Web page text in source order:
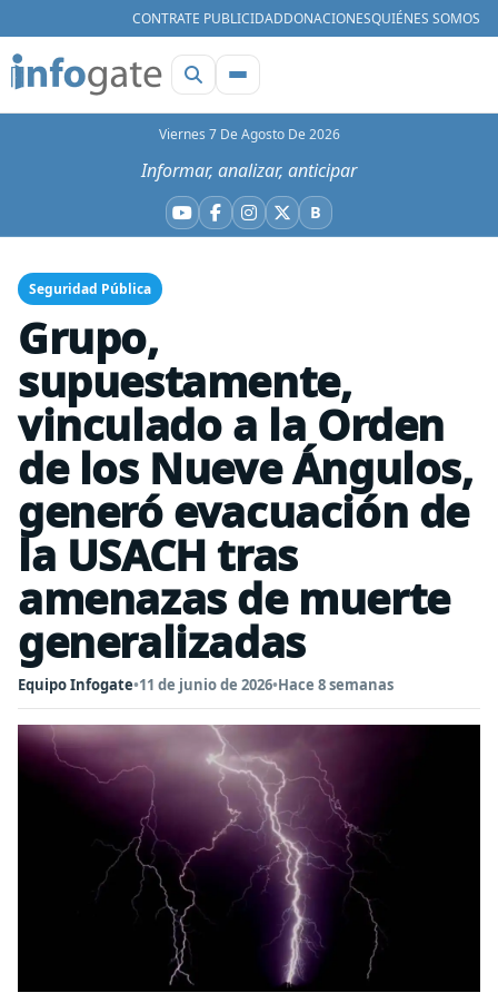
CONTRATE PUBLICIDADDONACIONESQUIÉNES SOMOS
Viernes 7 De Agosto De 2026
Informar, analizar, anticipar
YouTube
Facebook
Instagram
X BBluesky
Seguridad Pública
Grupo,
supuestamente,
vinculado a la Orden
de los Nueve Ángulos,
generó evacuación de
la USACH tras
amenazas de muerte
generalizadas
Equipo Infogate•11 de junio de 2026•Hace 8 semanas